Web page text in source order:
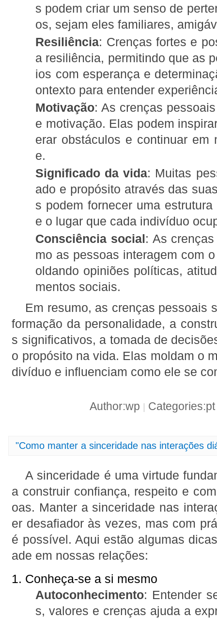
s podem criar um senso de
os, sejam eles familiares,
Resiliência: Crenças fortes e
a resiliência, permitindo que as
ios com esperança e
ontexto para entender
Motivação: As crenças
e motivação. Elas podem
erar obstáculos e continuar em
e.
Significado da vida: Muitas
ado e propósito através das
s podem fornecer uma
e o lugar que cada indivíduo
Consciência social: As
mo as pessoas interagem com
oldando opiniões políticas,
mentos sociais.
Em resumo, as crenças pessoais
formação da personalidade, a
s significativos, a tomada de
o propósito na vida. Elas moldam o
divíduo e influenciam como ele se
Author:wp |
"Como manter a sinceridade nas interações
A sinceridade é uma virtude
a construir confiança, respeito e
oas. Manter a sinceridade nas
er desafiador às vezes, mas com
é possível. Aqui estão algumas
ade em nossas relações:
1. Conheça-se a si mesmo
Autoconhecimento: Entender
s, valores e crenças ajuda a